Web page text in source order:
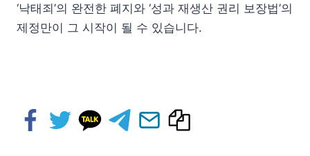
‘낙태죄’의 완전한 폐지와 ‘성과 재생산 권리 보장법’의
제정만이 그 시작이 될 수 있습니다.